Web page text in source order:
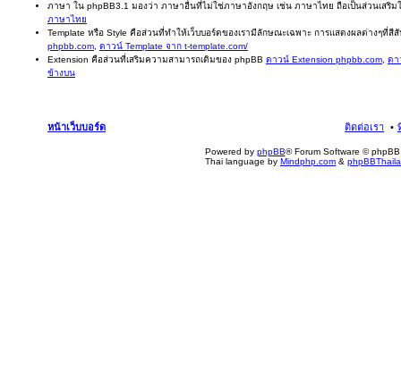
ภาษา ใน phpBB3.1 มองว่า ภาษาอื่นที่ไม่ใช่ภาษาอังกฤษ เช่น ภาษาไทย ถือเป็นส่วนเสริ
ภาษาไทย
Template หรือ Style คือส่วนที่ทำให้เว็บบอร์ดของเรามีลักษณะเฉพาะ การแสดงผลต่างๆที่สี
phpbb.com ดาวน์ Template จาก t-template.com/
Extension คือส่วนที่เสริมความสามารถเดิมของ phpBB ดาวน์ Extension phpbb.com ดา
ข้างบน
หน้าเว็บบอร์ด ติดต่อเรา
Powered by phpBB® Forum Software © phpBB
Thai language by Mindphp.com &